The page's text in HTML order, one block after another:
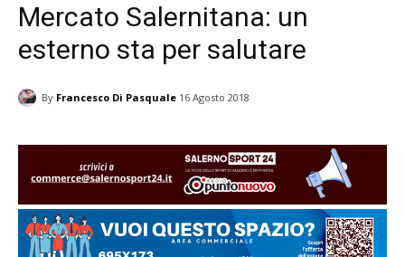
Mercato Salernitana: un
esterno sta per salutare
By Francesco Di Pasquale 16 Agosto 2018